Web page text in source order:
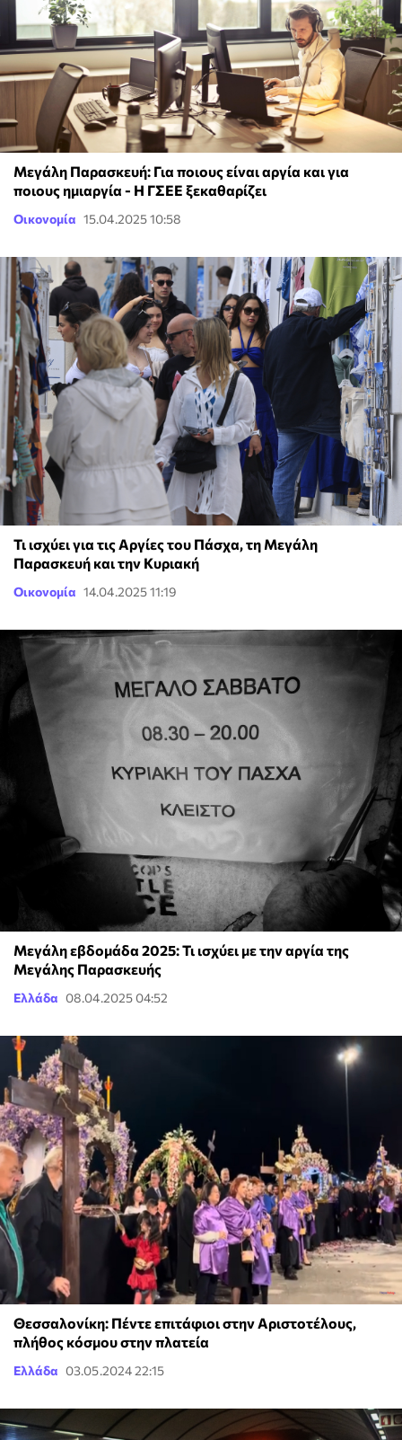
Μεγάλη Παρασκευή: Για ποιους είναι αργία και για
ποιους ημιαργία - Η ΓΣΕΕ ξεκαθαρίζει
Οικονομία 15.04.2025 10:58
Τι ισχύει για τις Αργίες του Πάσχα, τη Μεγάλη
Παρασκευή και την Κυριακή
Οικονομία 14.04.2025 11:19
Μεγάλη εβδομάδα 2025: Τι ισχύει με την αργία της
Μεγάλης Παρασκευής
Ελλάδα 08.04.2025 04:52
Θεσσαλονίκη: Πέντε επιτάφιοι στην Αριστοτέλους,
πλήθος κόσμου στην πλατεία
Ελλάδα 03.05.2024 22:15